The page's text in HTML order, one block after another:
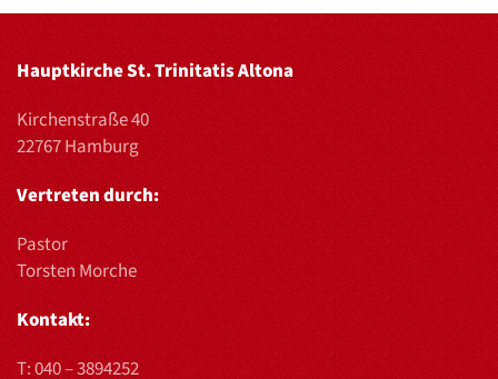
Hauptkirche St. Trinitatis Altona
Kirchenstraße 40
22767 Hamburg
Vertreten durch:
Pastor
Torsten Morche
Kontakt:
T:040 – 3894252